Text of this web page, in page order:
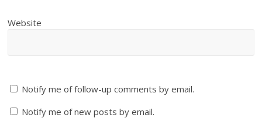
Website
Notify me of follow-up comments by email.
Notify me of new posts by email.